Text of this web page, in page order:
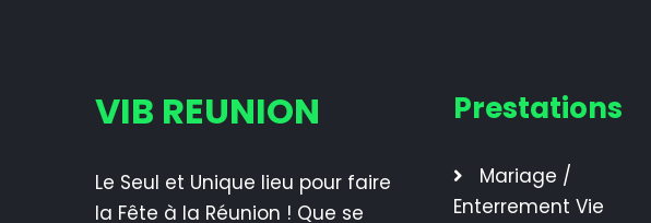
VIB REUNION
Le Seul et Unique lieu pour faire
la Fête à la Réunion ! Que se
Prestations
Mariage /
Enterrement Vie